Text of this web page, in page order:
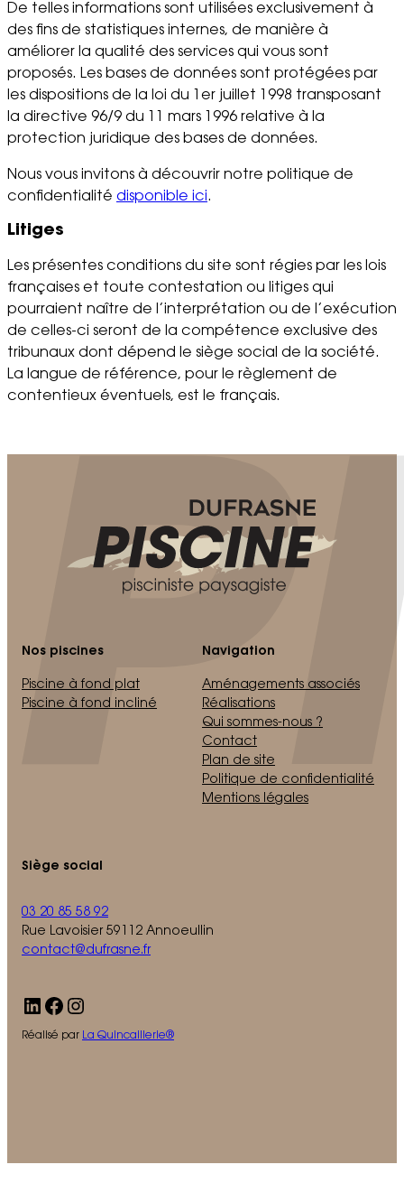
De telles informations sont utilisées exclusivement à
des fins de statistiques internes, de manière à
améliorer la qualité des services qui vous sont
proposés. Les bases de données sont protégées par
les dispositions de la loi du 1er juillet 1998 transposant
la directive 96/9 du 11 mars 1996 relative à la
protection juridique des bases de données.
Nous vous invitons à découvrir notre politique de
confidentialité disponible ici.
Litiges
Les présentes conditions du site sont régies par les lois
françaises et toute contestation ou litiges qui
pourraient naître de l’interprétation ou de l’exécution
de celles-ci seront de la compétence exclusive des
tribunaux dont dépend le siège social de la société.
La langue de référence, pour le règlement de
contentieux éventuels, est le français.
Nos piscines
Piscine à fond plat
Piscine à fond incliné
Navigation
Aménagements associés
Réalisations
Qui sommes-nous ?
Contact
Plan de site
Politique de confidentialité
Mentions légales
Siège social
03 20 85 58 92
Rue Lavoisier 59112 Annoeullin
contact@dufrasne.fr
LinkedIn Facebook Instagram
Réalisé par La Quincaillerie®